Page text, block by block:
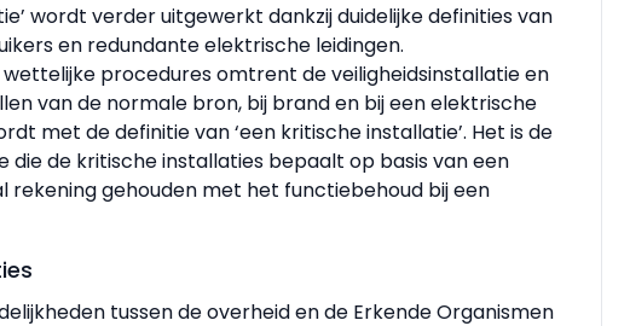
wordt verder uitgewerkt dankzij duidelijke definities van
en redundante elektrische leidingen.
procedures omtrent de veiligheidsinstallatie en
van de normale bron, bij brand en bij een elektrische
met de definitie van ‘een kritische installatie’. Het is de
die de kritische installaties bepaalt op basis van een
rekening gehouden met het functiebehoud bij een
tussen de overheid en de Erkende Organismen